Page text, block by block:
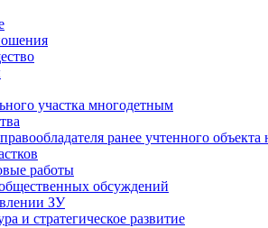
участка многодетным
ранее учтенного
работы
обсуждений
ЗУ
и стратегическое развитие